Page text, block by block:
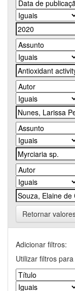
Retornar
Adicionar filtros:
Utilizar filtros